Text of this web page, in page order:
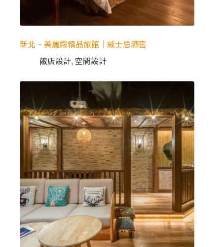
新北 – 美麗殿精品旅館｜威士忌酒窖
飯店設計, 空間設計